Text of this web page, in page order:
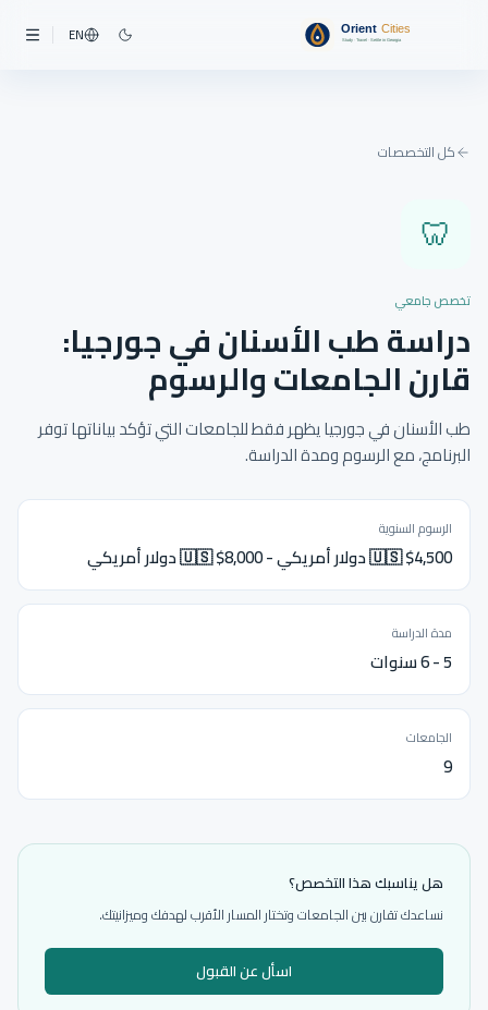
EN
كل التخصصات
🦷
تخصص جامعي
دراسة طب الأسنان في جورجيا:
قارن الجامعات والرسوم
طب الأسنان في جورجيا يظهر فقط للجامعات التي تؤكد بياناتها توفر
البرنامج، مع الرسوم ومدة الدراسة.
الرسوم السنوية
🇺🇸 $4,500 دولار أمريكي - 🇺🇸 $8,000 دولار أمريكي
مدة الدراسة
5 - 6 سنوات
الجامعات
9
هل يناسبك هذا التخصص؟
نساعدك تقارن بين الجامعات وتختار المسار الأقرب لهدفك وميزانيتك.
اسأل عن القبول